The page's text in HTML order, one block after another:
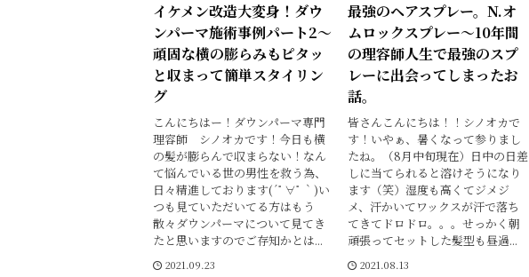
イケメン改造大変身！ダウ
ンパーマ施術事例パート2〜
頑固な横の膨らみもピタッ
と収まって簡単スタイリン
グ
こんにちはー！ダウンパーマ専門
理容師 シノオカです！今日も横
の髪が膨らんで収まらない！なん
て悩んでいる世の男性を救う為、
日々精進しております(´ﾟ∀ﾟ｀)い
つも見ていただいてる方はもう
散々ダウンパーマについて見てき
たと思いますのでご存知かとは...
2021.09.23
最強のヘアスプレー。N.オ
ムロックスプレー〜10年間
の理容師人生で最強のスプ
レーに出会ってしまったお
話。
皆さんこんにちは！！シノオカで
す！いやぁ、暑くなって参りまし
たね。（8月中旬現在）日中の日差
しに当てられると溶けそうになり
ます（笑）湿度も高くてジメジ
メ、汗かいてワックスが汗で落ち
てきてドロドロ。。。せっかく朝
頑張ってセットした髪型も昼過...
2021.08.13